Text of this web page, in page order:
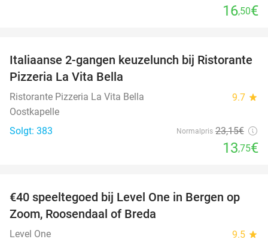
16,50€
41%
Italiaanse 2-gangen keuzelunch bij Ristorante
Pizzeria La Vita Bella
Ristorante Pizzeria La Vita Bella 9.7 star
Oostkapelle
Solgt: 383
Normalpris 23,15€
13,75€
50%
€40 speeltegoed bij Level One in Bergen op
Zoom, Roosendaal of Breda
Level One 9.5 star